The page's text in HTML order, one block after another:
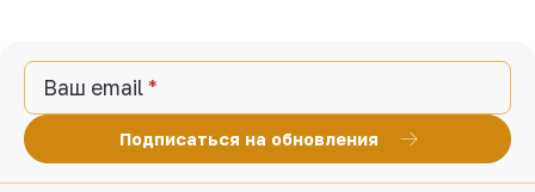
Ваш email
Подписаться на обновления